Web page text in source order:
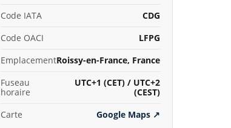
Code IATA
CDG
Code OACI
LFPG
EmplacementRoissy-en-France, France
Fuseau
horaire
UTC+1 (CET) / UTC+2
(CEST)
Carte
Google Maps ↗